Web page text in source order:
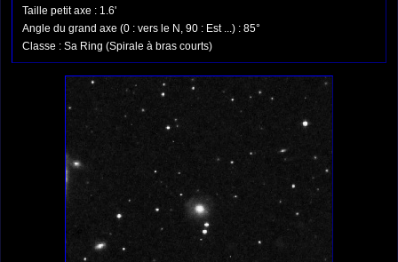
Taille petit axe : 1.6'
Angle du grand axe (0 : vers le N, 90 : Est ...) : 85°
Classe : Sa Ring (Spirale à bras courts)